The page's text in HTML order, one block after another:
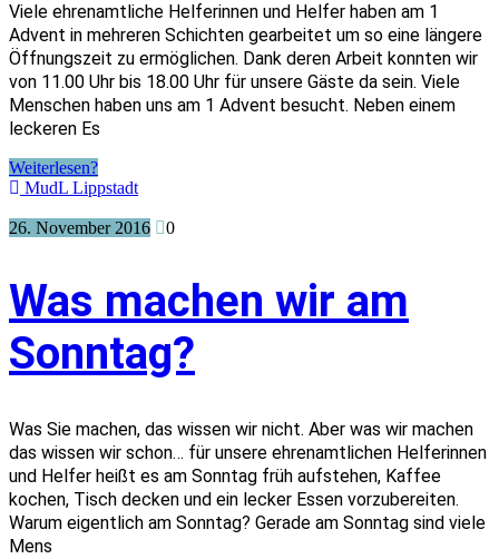
Viele ehrenamtliche Helferinnen und Helfer haben am 1
Advent in mehreren Schichten gearbeitet um so eine längere
Öffnungszeit zu ermöglichen. Dank deren Arbeit konnten wir
von 11.00 Uhr bis 18.00 Uhr für unsere Gäste da sein. Viele
Menschen haben uns am 1 Advent besucht. Neben einem
leckeren Es
Weiterlesen?
MudL Lippstadt
26. November 2016 0
Was machen wir am
Sonntag?
Was Sie machen, das wissen wir nicht. Aber was wir machen
das wissen wir schon… für unsere ehrenamtlichen Helferinnen
und Helfer heißt es am Sonntag früh aufstehen, Kaffee
kochen, Tisch decken und ein lecker Essen vorzubereiten.
Warum eigentlich am Sonntag? Gerade am Sonntag sind viele
Mens